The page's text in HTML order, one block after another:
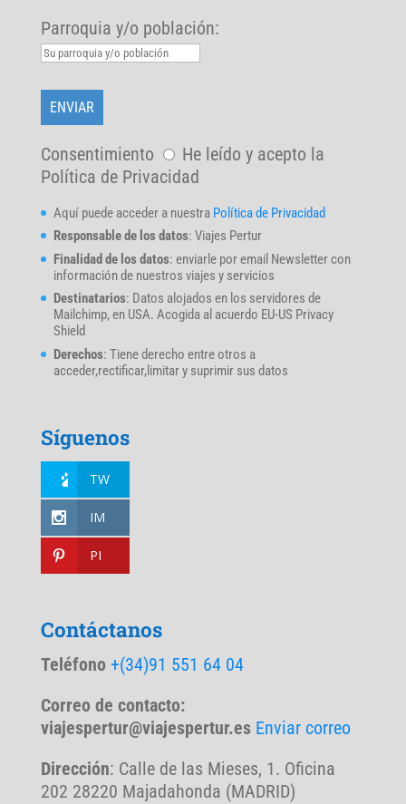
Parroquia y/o población:
Consentimiento
He leído y acepto la
Política de Privacidad
Aquí puede acceder a nuestra Política de Privacidad
Responsable de los datos: Viajes Pertur
Finalidad de los datos: enviarle por email Newsletter con
información de nuestros viajes y servicios
Destinatarios: Datos alojados en los servidores de
Mailchimp, en USA. Acogida al acuerdo EU-US Privacy
Shield
Derechos: Tiene derecho entre otros a
acceder,rectificar,limitar y suprimir sus datos
Síguenos
TW
IM
PI
Contáctanos
Teléfono +(34)91 551 64 04
Correo de contacto:
viajespertur@viajespertur.es Enviar correo
Dirección: Calle de las Mieses, 1. Oficina
202 28220 Majadahonda (MADRID)